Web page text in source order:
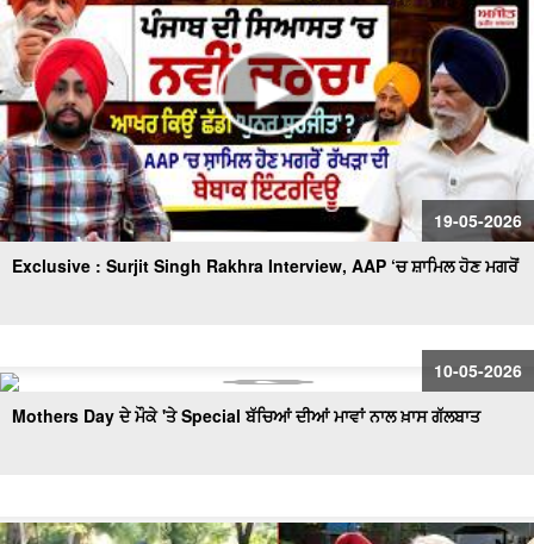
19-05-2026
Exclusive : Surjit Singh Rakhra Interview, AAP ‘ਚ ਸ਼ਾਮਿਲ ਹੋਣ ਮਗਰੋਂ
10-05-2026
Mothers Day ਦੇ ਮੌਕੇ 'ਤੇ Special ਬੱਚਿਆਂ ਦੀਆਂ ਮਾਵਾਂ ਨਾਲ ਖ਼ਾਸ ਗੱਲਬਾਤ